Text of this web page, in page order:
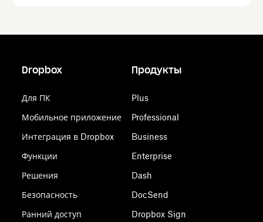
Dropbox
Для ПК
Мобильное приложение
Интеграция в Dropbox
Функции
Решения
Безопасность
Ранний доступ
Продукты
Plus
Professional
Business
Enterprise
Dash
DocSend
Dropbox Sign